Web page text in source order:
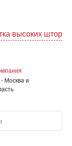
высоких штор
Москва и